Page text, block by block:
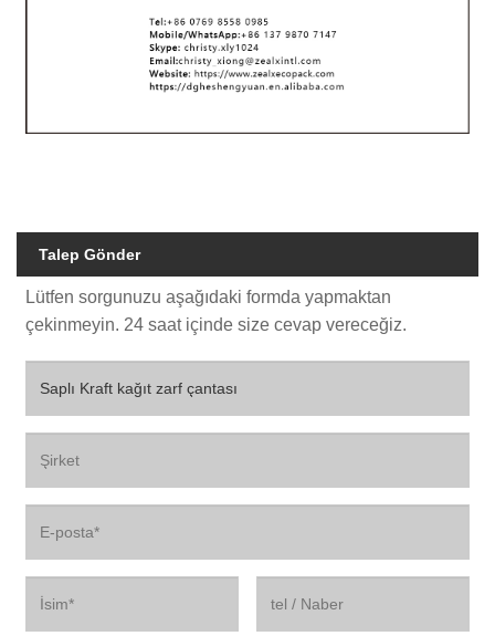
Talep Gönder
Lütfen sorgunuzu aşağıdaki formda yapmaktan
çekinmeyin. 24 saat içinde size cevap vereceğiz.